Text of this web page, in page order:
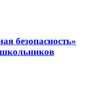
безопасность»